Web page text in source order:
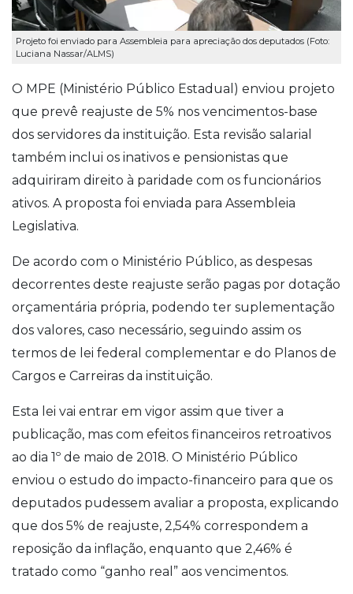
Projeto foi enviado para Assembleia para apreciação dos deputados (Foto:
Luciana Nassar/ALMS)
O MPE (Ministério Público Estadual) enviou projeto
que prevê reajuste de 5% nos vencimentos-base
dos servidores da instituição. Esta revisão salarial
também inclui os inativos e pensionistas que
adquiriram direito à paridade com os funcionários
ativos. A proposta foi enviada para Assembleia
Legislativa.
De acordo com o Ministério Público, as despesas
decorrentes deste reajuste serão pagas por dotação
orçamentária própria, podendo ter suplementação
dos valores, caso necessário, seguindo assim os
termos de lei federal complementar e do Planos de
Cargos e Carreiras da instituição.
Esta lei vai entrar em vigor assim que tiver a
publicação, mas com efeitos financeiros retroativos
ao dia 1º de maio de 2018. O Ministério Público
enviou o estudo do impacto-financeiro para que os
deputados pudessem avaliar a proposta, explicando
que dos 5% de reajuste, 2,54% correspondem a
reposição da inflação, enquanto que 2,46% é
tratado como “ganho real” aos vencimentos.